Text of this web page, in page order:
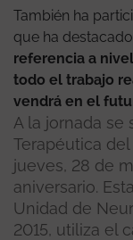
También ha
que ha destacado
referencia a
todo el trabajo
vendrá en el
A la jornada se
Terapéutica
jueves, 28 de
aniversario.
Unidad de
2015, utiliza el